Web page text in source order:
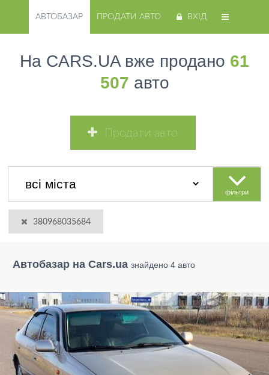
АВТОБАЗАР ПРОДАТИ АВТО ВХІД
На CARS.UA вже продано 61
507 авто
Продати авто
фільтри
380968035684
Автобазар на Cars.ua знайдено 4 авто